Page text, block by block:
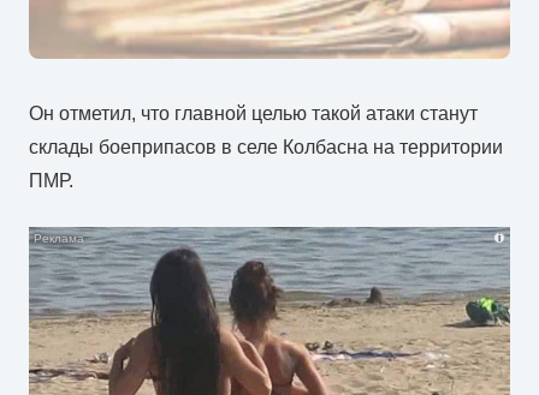
Он отметил, что главной целью такой атаки станут
склады боеприпасов в селе Колбасна на территории
ПМР.
i